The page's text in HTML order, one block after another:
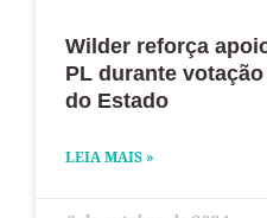
Wilder reforça
PL durante
do Estado
LEIA MAIS »